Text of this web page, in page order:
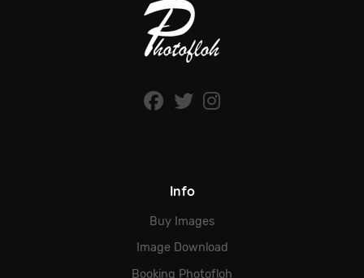
Info
Buy Images
Image Download
Booking Photofloh